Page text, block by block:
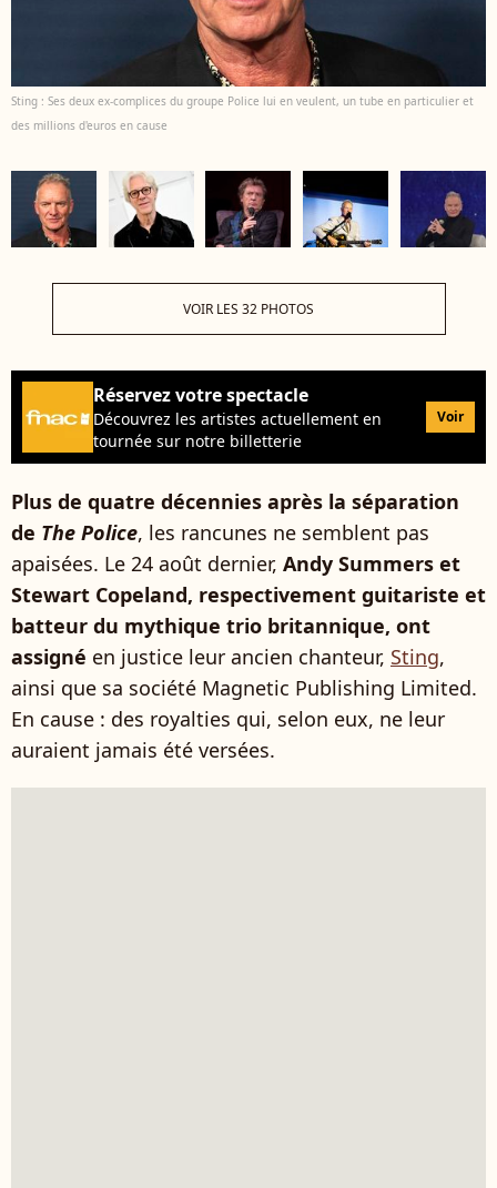
Sting : Ses deux ex-complices du groupe Police lui en veulent, un tube en particulier et
des millions d'euros en cause
VOIR LES 32 PHOTOS
Réservez votre spectacle
Découvrez les artistes actuellement en
tournée sur notre billetterie
Voir
Plus de quatre décennies après la séparation
de The Police, les rancunes ne semblent pas
apaisées. Le 24 août dernier, Andy Summers et
Stewart Copeland, respectivement guitariste et
batteur du mythique trio britannique, ont
assigné en justice leur ancien chanteur, Sting,
ainsi que sa société Magnetic Publishing Limited.
En cause : des royalties qui, selon eux, ne leur
auraient jamais été versées.